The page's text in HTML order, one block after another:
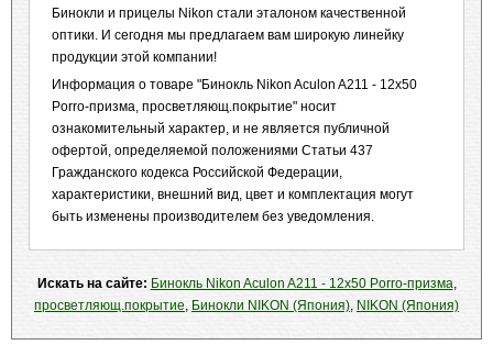
Бинокли и прицелы Nikon стали эталоном качественной
оптики. И сегодня мы предлагаем вам широкую линейку
продукции этой компании!
Информация о товаре "Бинокль Nikon Aculon A211 - 12x50
Porro-призма, просветляющ.покрытие" носит
ознакомительный характер, и не является публичной
офертой, определяемой положениями Статьи 437
Гражданского кодекса Российской Федерации,
характеристики, внешний вид, цвет и комплектация могут
быть изменены производителем без уведомления.
Искать на сайте: Бинокль Nikon Aculon A211 - 12x50 Porro-призма,
просветляющ.покрытие, Бинокли NIKON (Япония), NIKON (Япония)